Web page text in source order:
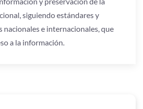
siguiendo estándares y
nacionales e internacionales, que
a la información.